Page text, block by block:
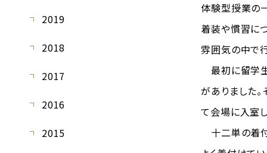
体験型授業の
着装や慣習に
雰囲気の中で
最初に留学
がありました
て会場に入室
十二単の着
2019
2018
2017
2016
2015